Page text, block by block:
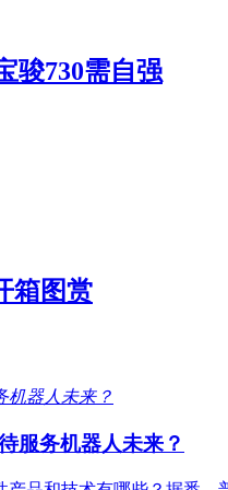
骏730需自强
箱图赏
服务机器人未来？